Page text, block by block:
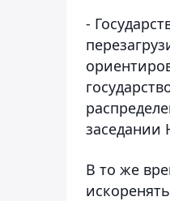
-
заседании
В то же